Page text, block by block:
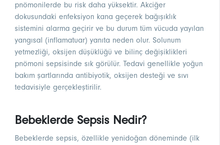
pnömonilerde bu risk daha yüksektir. Akciğer
dokusundaki enfeksiyon kana geçerek bağışıklık
sistemini alarma geçirir ve bu durum tüm vücuda yayılan
yangısal (inflamatuar) yanıta neden olur. Solunum
yetmezliği, oksijen düşüklüğü ve bilinç değişiklikleri
pnömoni sepsisinde sık görülür. Tedavi genellikle yoğun
bakım şartlarında antibiyotik, oksijen desteği ve sıvı
tedavisiyle gerçekleştirilir.
Bebeklerde Sepsis Nedir?
Bebeklerde sepsis, özellikle yenidoğan döneminde (ilk